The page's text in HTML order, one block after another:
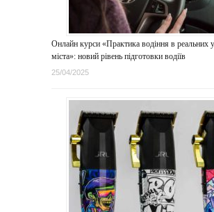
Онлайн курси «Практика водіння в реальних
міста»: новий рівень підготовки водіїв
25/04/2025